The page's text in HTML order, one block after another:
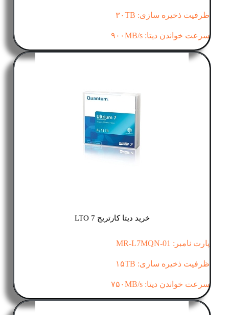
ظرفیت ذخیره سازی: ۳۰TB
سرعت خواندن دیتا: ۹۰۰MB/s
خرید دیتا کارتریج LTO 7
پارت نامبر: MR-L7MQN-01
ظرفیت ذخیره سازی: ۱۵TB
سرعت خواندن دیتا: ۷۵۰MB/s